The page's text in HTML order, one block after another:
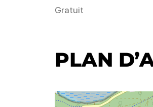
Gratuit
PLAN